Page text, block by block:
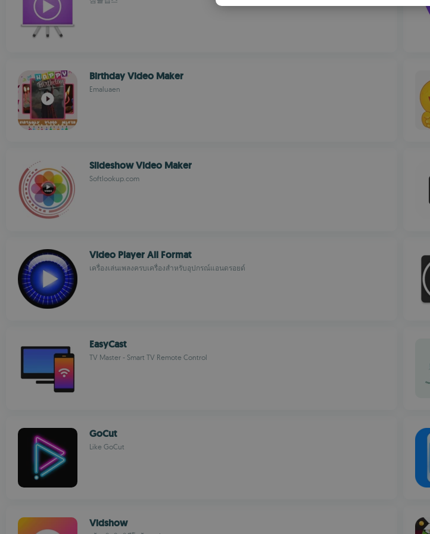
Birthday Video Maker
Emaluaen
Slideshow Video Maker
Softlookup.com
Video Player All Format
เครื่องเล่นเพลงครบเครื่องสำหรับอุปกรณ์แอนดรอยด์
EasyCast
TV Master - Smart TV Remote Control
GoCut
Like GoCut
Vidshow